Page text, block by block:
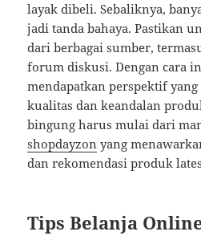
layak dibeli. Sebaliknya,
jadi tanda bahaya. Pastikan
dari berbagai sumber,
forum diskusi. Dengan cara
mendapatkan perspektif
kualitas dan keandalan
bingung harus mulai dari
shopdayzon yang
dan rekomendasi produk
Tips Belanja